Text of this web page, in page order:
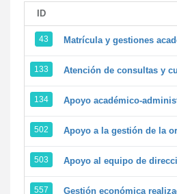
ID
43 Matrícula y gestiones
133 Atención de consultas y
134 Apoyo académico-
502 Apoyo a la gestión de la
503 Apoyo al equipo de
557 Gestión económica